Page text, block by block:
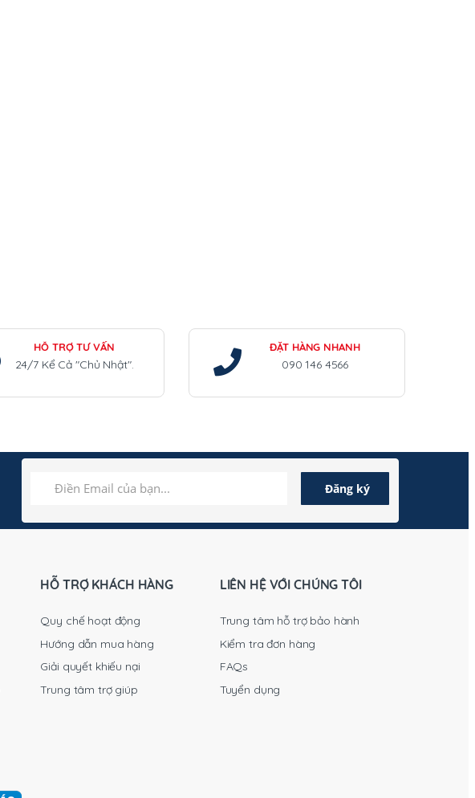
HỖ TRỢ TƯ VẤN
24/7 Kể Cả "Chủ Nhật".
ĐẶT HÀNG NHANH
090 146 4566
HỖ TRỢ KHÁCH HÀNG
Quy chế hoạt động
Hướng dẫn mua hàng
Giải quyết khiếu nại
Trung tâm trợ giúp
LIÊN HỆ VỚI CHÚNG TÔI
Trung tâm hỗ trợ bảo hành
Kiểm tra đơn hàng
FAQs
Tuyển dụng